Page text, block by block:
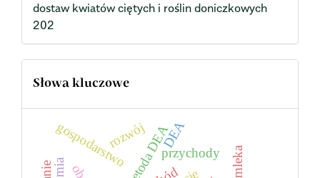
dostaw kwiatów ciętych i roślin doniczkowych
202
Słowa kluczowe
metoda DEAprzychody
gospodarstworozwój DEA